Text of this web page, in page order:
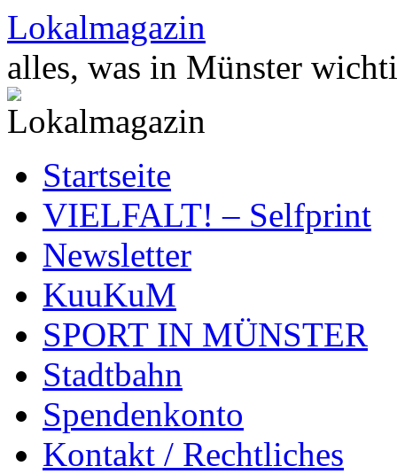
Zum
Inhalt
springen
Lokalmagazin
alles, was in Münster
Startseite
VIELFALT! – Selfprint
Newsletter
KuuKuM
SPORT IN MÜNSTER
Stadtbahn
Spendenkonto
Kontakt / Rechtliches